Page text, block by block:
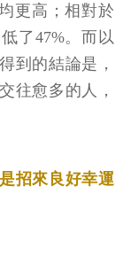
更高；相對於
了47%。而以
到的結論是，
往愈多的人，
招來良好幸運